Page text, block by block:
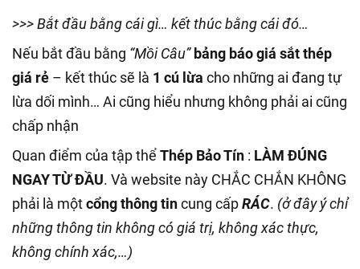
>>> Bắt đầu bằng cái gì… kết thúc bằng cái đó…
Nếu bắt đầu bằng “Mồi Câu” bảng báo giá sắt thép
giá rẻ – kết thúc sẽ là 1 cú lừa cho những ai đang tự
lừa dối mình… Ai cũng hiểu nhưng không phải ai cũng
chấp nhận
Quan điểm của tập thể Thép Bảo Tín : LÀM ĐÚNG
NGAY TỪ ĐẦU. Và website này CHẮC CHẮN KHÔNG
phải là mộtcổng thông tincung cấpRÁC. (ở đây ý chỉ
những thông tin không có giá trị, không xác thực,
không chính xác,…)